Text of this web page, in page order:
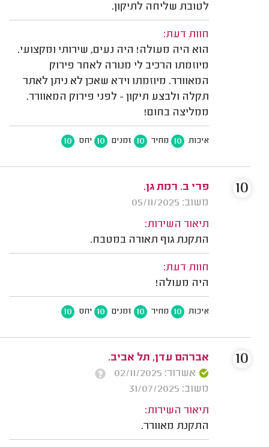
לטובת שליחה לתיקון.
חוות דעת:
הוא היה מעולה! היה נעים, שירותי ומקצועי.
מיוזמתו הרכיב לי מנורה לאחר פירוק
המאוורר. מיוזמתו וידא שאכן לא ניתן לאתר
תקלה ולבצע תיקון - לפני פירוק המאוורר.
ממליצה בחום!
איכות 10 מחיר 10 זמנים 10 יחס 10
פרי ב. רמת גן.
משוב: 05/11/2025
תיאור השירות:
התקנת גוף תאורה במטבח.
חוות דעת:
היה מעולה!
איכות 10 מחיר 10 זמנים 10 יחס 10
10
אברהם עדן, תל אביב.
אשרור: 02/11/2025
משוב: 31/07/2025
תיאור השירות:
התקנת מאוורר.
10